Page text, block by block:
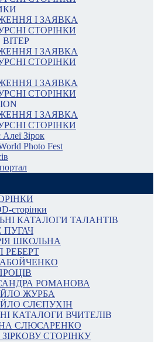
І ЗАЯВКА
СТОРІНКИ
І ЗАЯВКА
СТОРІНКИ
І ЗАЯВКА
СТОРІНКИ
І ЗАЯВКА
СТОРІНКИ
Зірок
Photo Fest
сторінки
КАТАЛОГИ ТАЛАНТІВ
ПУГАЧ
ШКОЛЬНА
РЕБЕРТ
РОМАНОВА
ЖУРБА
СЛЄПУХІН
КАТАЛОГИ ВЧИТЕЛІВ
СЛЮСАРЕНКО
СТОРІНКУ